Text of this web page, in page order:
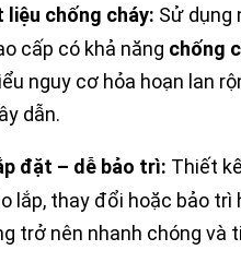
liệu chống cháy: Sử dụng
cấp có khả năng chống
nguy cơ hỏa hoạn lan
dẫn.
đặt – dễ bảo trì: Thiết
lắp, thay đổi hoặc bảo trì
trở nên nhanh chóng và